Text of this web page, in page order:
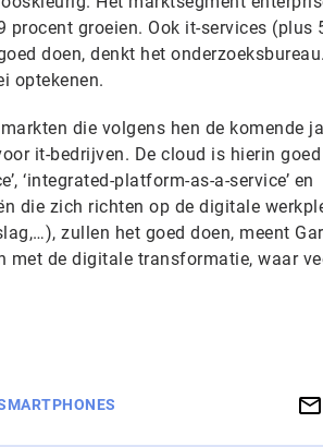
groeien. Ook it-services (plus
doen, denkt het
optekenen.
die volgens hen de komende
it-bedrijven. De cloud is hierin goed
‘integrated-platform-as-a-service’ en
die zich richten op de digitale
zullen het goed doen, meent
met de digitale transformatie, waar